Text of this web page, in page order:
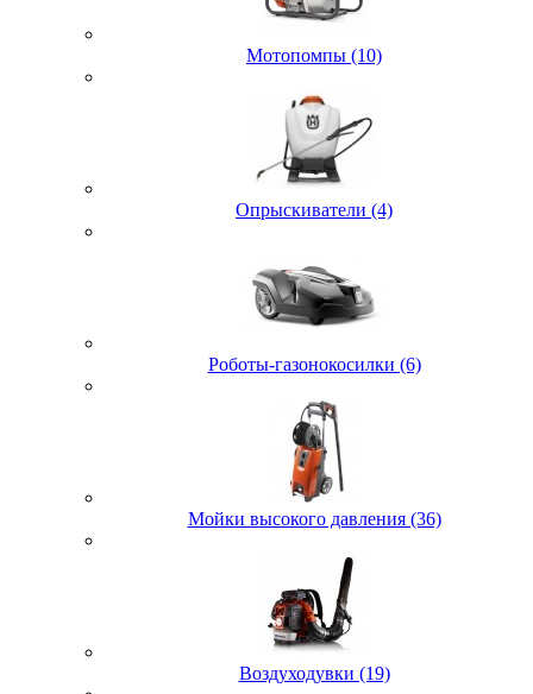
Мотопомпы (10)
Опрыскиватели (4)
Роботы-газонокосилки (6)
Мойки высокого давления (36)
Воздуходувки (19)